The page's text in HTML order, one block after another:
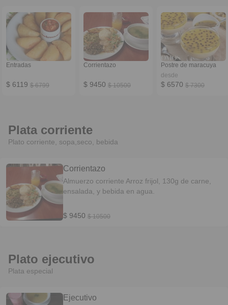
Entradas
$ 6119 $ 6799
Corrientazo
$ 9450 $ 10500
Postre de maracuya
desde
$ 6570 $ 7300
Plata corriente
Plato corriente, sopa,seco, bebida
Corrientazo
Almuerzo corriente Arroz frijol, 130g de carne,
ensalada, y bebida en agua.
$ 9450 $ 10500
Plato ejecutivo
Plata especial
Ejecutivo